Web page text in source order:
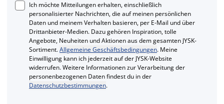
Ich möchte Mitteilungen erhalten, einschließlich
personalisierter Nachrichten, die auf meinen persönlichen
Daten und meinem Verhalten basieren, per E-Mail und über
Drittanbieter-Medien. Dazu gehören Inspiration, tolle
Angebote, Neuheiten und Aktionen aus dem gesamten JYSK-
Sortiment.Allgemeine Geschäftsbedingungen. Meine
Einwilligung kann ich jederzeit auf der JYSK-Website
widerrufen. Weitere Informationen zur Verarbeitung der
personenbezogenen Daten findest du in der
Datenschutzbestimmungen.